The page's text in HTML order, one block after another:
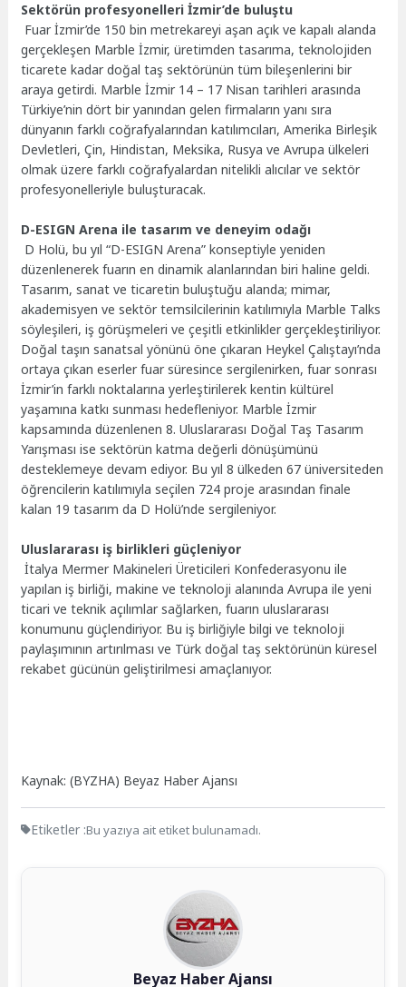
Sektörün profesyonelleri İzmir’de buluştu
Fuar İzmir’de 150 bin metrekareyi aşan açık ve kapalı alanda
gerçekleşen Marble İzmir, üretimden tasarıma, teknolojiden
ticarete kadar doğal taş sektörünün tüm bileşenlerini bir
araya getirdi. Marble İzmir 14 – 17 Nisan tarihleri arasında
Türkiye’nin dört bir yanından gelen firmaların yanı sıra
dünyanın farklı coğrafyalarından katılımcıları, Amerika Birleşik
Devletleri, Çin, Hindistan, Meksika, Rusya ve Avrupa ülkeleri
olmak üzere farklı coğrafyalardan nitelikli alıcılar ve sektör
profesyonelleriyle buluşturacak.
D-ESIGN Arena ile tasarım ve deneyim odağı
D Holü, bu yıl “D-ESIGN Arena” konseptiyle yeniden
düzenlenerek fuarın en dinamik alanlarından biri haline geldi.
Tasarım, sanat ve ticaretin buluştuğu alanda; mimar,
akademisyen ve sektör temsilcilerinin katılımıyla Marble Talks
söyleşileri, iş görüşmeleri ve çeşitli etkinlikler gerçekleştiriliyor.
Doğal taşın sanatsal yönünü öne çıkaran Heykel Çalıştayı’nda
ortaya çıkan eserler fuar süresince sergilenirken, fuar sonrası
İzmir’in farklı noktalarına yerleştirilerek kentin kültürel
yaşamına katkı sunması hedefleniyor. Marble İzmir
kapsamında düzenlenen 8. Uluslararası Doğal Taş Tasarım
Yarışması ise sektörün katma değerli dönüşümünü
desteklemeye devam ediyor. Bu yıl 8 ülkeden 67 üniversiteden
öğrencilerin katılımıyla seçilen 724 proje arasından finale
kalan 19 tasarım da D Holü’nde sergileniyor.
Uluslararası iş birlikleri güçleniyor
İtalya Mermer Makineleri Üreticileri Konfederasyonu ile
yapılan iş birliği, makine ve teknoloji alanında Avrupa ile yeni
ticari ve teknik açılımlar sağlarken, fuarın uluslararası
konumunu güçlendiriyor. Bu iş birliğiyle bilgi ve teknoloji
paylaşımının artırılması ve Türk doğal taş sektörünün küresel
rekabet gücünün geliştirilmesi amaçlanıyor.
Kaynak: (BYZHA) Beyaz Haber Ajansı
Etiketler :Bu yazıya ait etiket bulunamadı.
Beyaz Haber Ajansı